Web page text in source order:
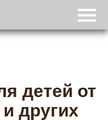
детей от
других